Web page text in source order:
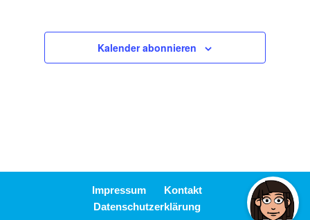
Kalender abonnieren
Impressum
Kontakt
Datenschutzerklärung